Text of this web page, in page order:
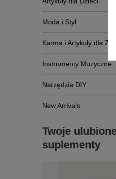
Moda i Styl
Karma i Artykuły dla
Instrumenty Muzyczne
Narzędzia DIY
New Arrivals
Twoje
suplementy